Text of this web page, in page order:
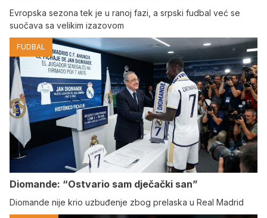
Evropska sezona tek je u ranoj fazi, a srpski fudbal već se
suočava sa velikim izazovom
FUDBAL
Diomande: “Ostvario sam dječački san”
Diomande nije krio uzbuđenje zbog prelaska u Real Madrid